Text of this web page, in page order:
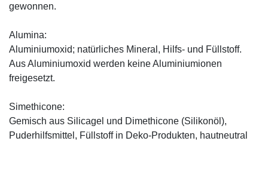
gewonnen.
Alumina:
Aluminiumoxid; natürliches Mineral, Hilfs- und Füllstoff.
Aus Aluminiumoxid werden keine Aluminiumionen
freigesetzt.
Simethicone:
Gemisch aus Silicagel und Dimethicone (Silikonöl),
Puderhilfsmittel, Füllstoff in Deko-Produkten, hautneutral